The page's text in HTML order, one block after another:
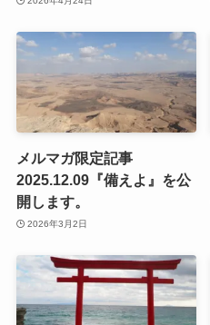
メルマガ限定記事
2025.12.09『備えよ』を公
開します。
2026年3月2日